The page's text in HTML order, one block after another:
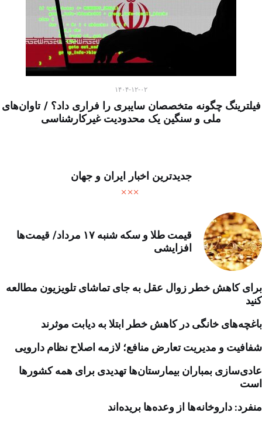
۱۴۰۴-۱۲-۰۲
فیلترینگ چگونه متخصصان سایبری را فراری داد؟ / تاوان‌های
ملی و سنگین یک محدودیت غیرکارشناسی
جدیدترین اخبار ایران و جهان
قیمت طلا و سکه شنبه ۱۷ مرداد/ قیمت‌ها
افزایشی
برای کاهش خطر زوال عقل به جای تماشای تلویزیون مطالعه
کنید
باغچه‌های خانگی در کاهش خطر ابتلا به دیابت موثرند
شفافیت و مدیریت تعارض منافع؛ لازمه اصلاح نظام دارویی
عادی‌سازی بمباران بیمارستان‌ها تهدیدی برای همه کشورها
است
منفرد: داروخانه‌ها از وعده‌ها بریده‌اند